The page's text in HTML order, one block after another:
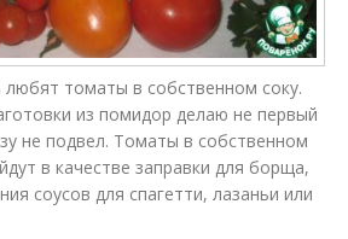
Сок без кожицы
Вкусный сок
томаты в собственном соку.
из помидор делаю не первый
не подвел. Томаты в собственном
в качестве заправки для борща,
соусов для спагетти, лазаньи или